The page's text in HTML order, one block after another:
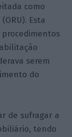
como
Esta
serem
do
de sufragar a
tendo